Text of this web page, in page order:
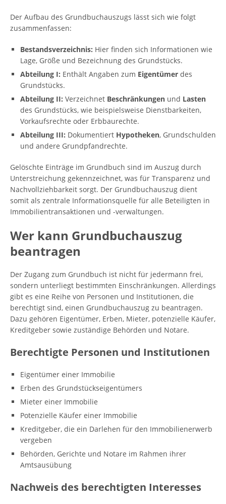
Der Aufbau des Grundbuchauszugs lässt sich wie folgt
zusammenfassen:
Bestandsverzeichnis: Hier finden sich Informationen wie
Lage, Größe und Bezeichnung des Grundstücks.
Abteilung I: Enthält Angaben zum Eigentümer des
Grundstücks.
Abteilung II: Verzeichnet Beschränkungen und Lasten
des Grundstücks, wie beispielsweise Dienstbarkeiten,
Vorkaufsrechte oder Erbbaurechte.
Abteilung III: Dokumentiert Hypotheken, Grundschulden
und andere Grundpfandrechte.
Gelöschte Einträge im Grundbuch sind im Auszug durch
Unterstreichung gekennzeichnet, was für Transparenz und
Nachvollziehbarkeit sorgt. Der Grundbuchauszug dient
somit als zentrale Informationsquelle für alle Beteiligten in
Immobilientransaktionen und -verwaltungen.
Wer kann Grundbuchauszug
beantragen
Der Zugang zum Grundbuch ist nicht für jedermann frei,
sondern unterliegt bestimmten Einschränkungen. Allerdings
gibt es eine Reihe von Personen und Institutionen, die
berechtigt sind, einen Grundbuchauszug zu beantragen.
Dazu gehören Eigentümer, Erben, Mieter, potenzielle Käufer,
Kreditgeber sowie zuständige Behörden und Notare.
Berechtigte Personen und Institutionen
Eigentümer einer Immobilie
Erben des Grundstückseigentümers
Mieter einer Immobilie
Potenzielle Käufer einer Immobilie
Kreditgeber, die ein Darlehen für den Immobilienerwerb
vergeben
Behörden, Gerichte und Notare im Rahmen ihrer
Amtsausübung
Nachweis des berechtigten Interesses